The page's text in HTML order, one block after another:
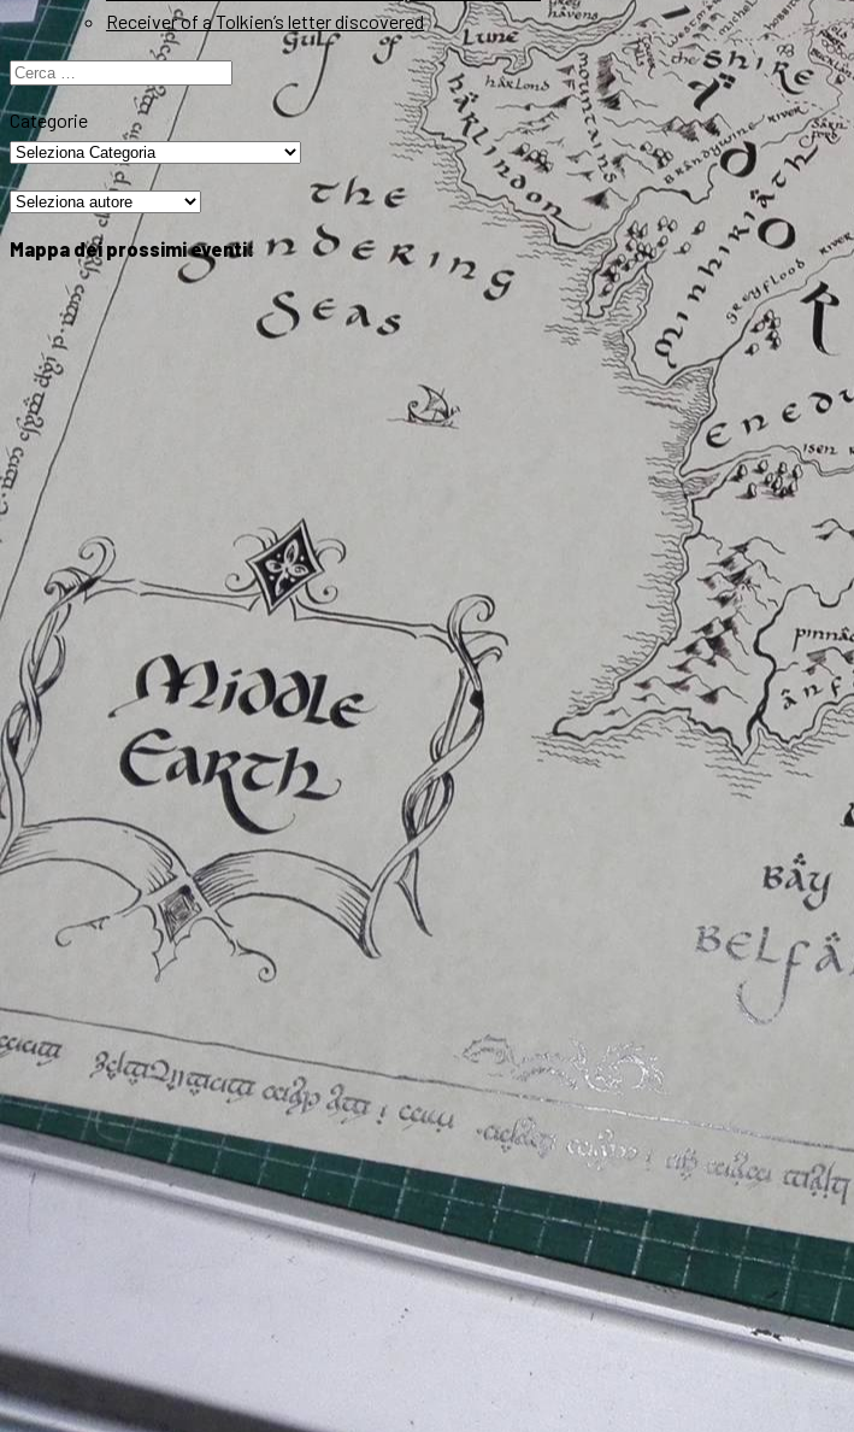
Receiver of a Tolkien’s letter discovered
Ricerca
per:
Categorie
Mappa dei prossimi eventi: